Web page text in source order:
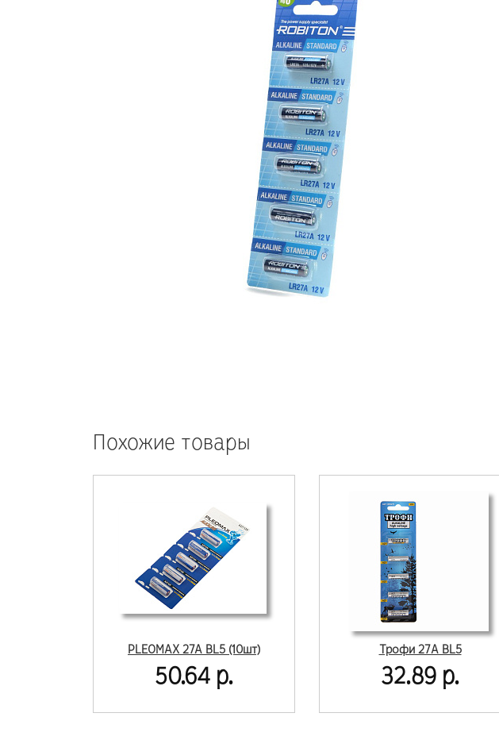
Похожие товары
PLEOMAX 27A BL5 (10шт)
50.64 р.
Трофи 27A BL5
32.89 р.